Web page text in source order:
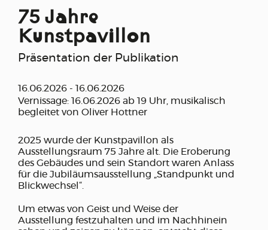
75 Jahre
Kunstpavillon
Präsentation der Publikation
16.06.2026 - 16.06.2026
Vernissage: 16.06.2026 ab 19 Uhr, musikalisch
begleitet von Oliver Hottner
2025 wurde der Kunstpavillon als
Ausstellungsraum 75 Jahre alt. Die Eroberung
des Gebäudes und sein Standort waren Anlass
für die Jubiläumsausstellung „Standpunkt und
Blickwechsel“.
Um etwas von Geist und Weise der
Ausstellung festzuhalten und im Nachhinein